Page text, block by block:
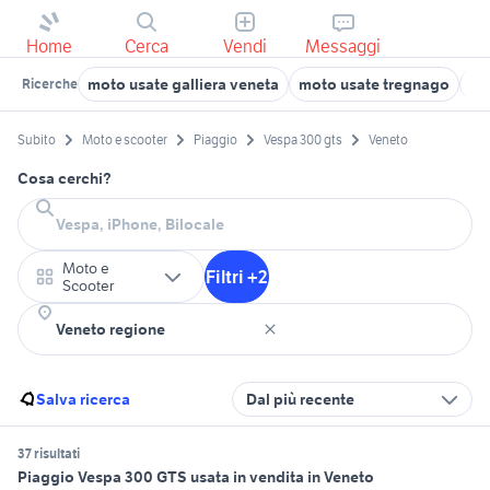
Home Cerca Vendi Messaggi
Ricerche moto usate galliera veneta moto usate tregnago
Subito Moto e scooter Piaggio Vespa 300 gts Veneto
Cosa cerchi?
Moto e
Scooter
Filtri +2
Salva ricerca Dal più recente
37 risultati
Piaggio Vespa 300 GTS usata in vendita in Veneto